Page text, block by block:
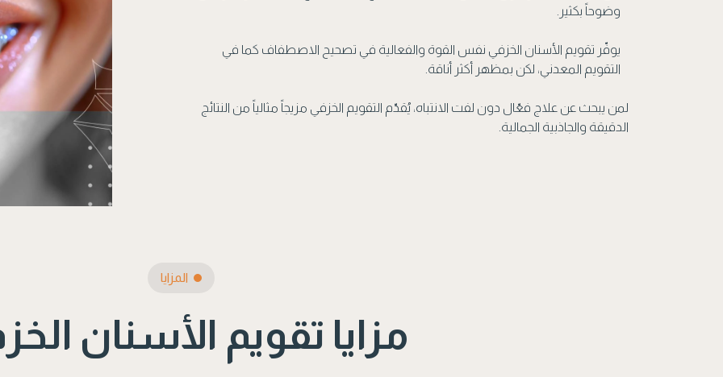
وضوحاً بكثير.
يوفّر تقويم الأسنان الخزفي نفس القوة والفعالية في تصحيح الاصطفاف كما في
التقويم المعدني، لكن بمظهر أكثر أناقة.
لمن يبحث عن علاج فعّال دون لفت الانتباه، يُقدّم التقويم الخزفي مزيجاً مثالياً من النتائج
الدقيقة والجاذبية الجمالية.
المزايا
مزايا تقويم الأسنان